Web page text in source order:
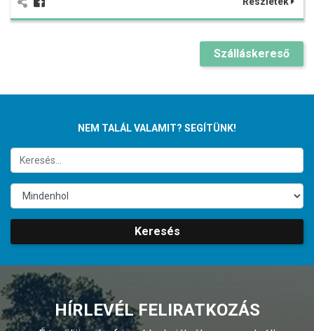
Szálláskereső
NEM TALÁL VALAMIT? SEGÍTÜNK!
Keresés
HÍRLEVÉL FELIRATKOZÁS